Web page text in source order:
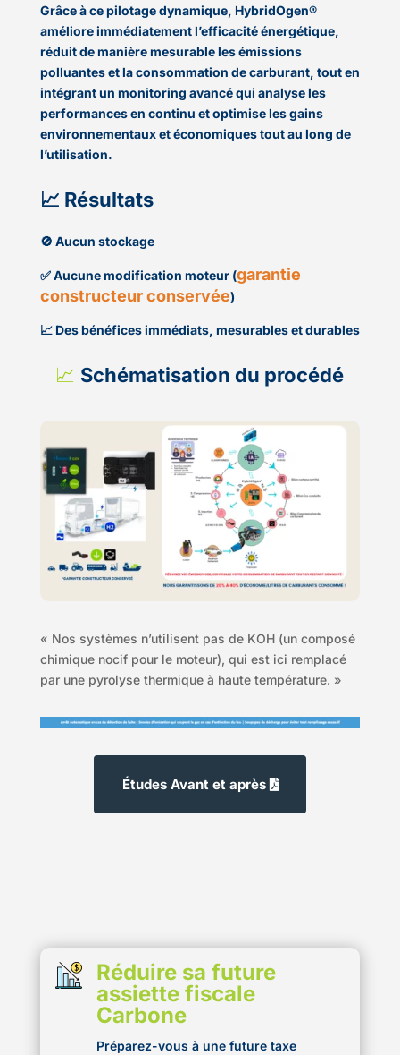
Grâce à ce pilotage dynamique, HybridOgen®
améliore immédiatement l’efficacité énergétique,
réduit de manière mesurable les émissions
polluantes et la consommation de carburant, tout en
intégrant un monitoring avancé qui analyse les
performances en continu et optimise les gains
environnementaux et économiques tout au long de
l’utilisation.
📈 Résultats
🚫 Aucun stockage
✅ Aucune modification moteur (garantie
constructeur conservée)
📈 Des bénéfices immédiats, mesurables et durables
📈 Schématisation du procédé
« Nos systèmes n’utilisent pas de KOH (un composé
chimique nocif pour le moteur), qui est ici remplacé
par une pyrolyse thermique à haute température. »
Études Avant et après
Réduire sa future
assiette fiscale
Carbone
Préparez-vous à une future taxe